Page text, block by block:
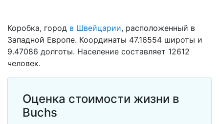
Коробка, город в Швейцарии, расположенный в
Западной Европе. Координаты 47.16554 широты и
9.47086 долготы. Население составляет 12612
человек.
Оценка стоимости жизни в
Buchs